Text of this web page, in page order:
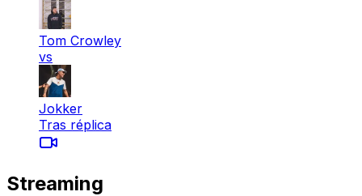
Tom Crowley
vs
Jokker
Tras réplica
Streaming